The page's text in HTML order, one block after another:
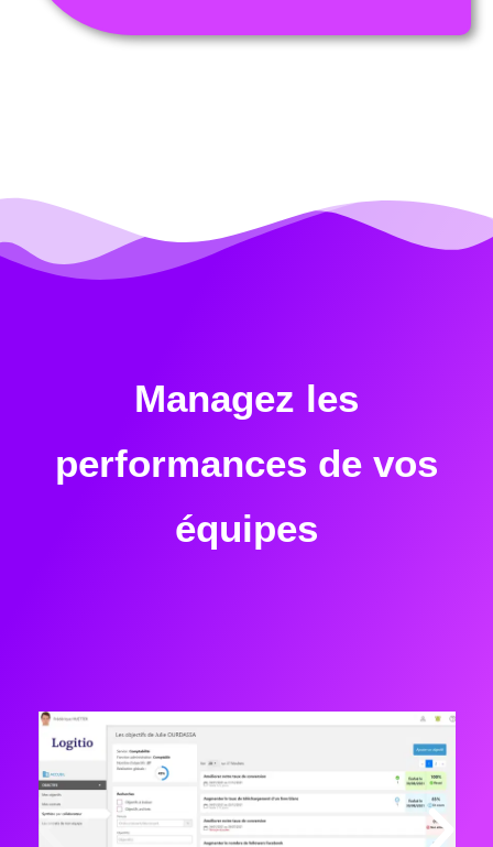
Managez les
performances de vos
équipes